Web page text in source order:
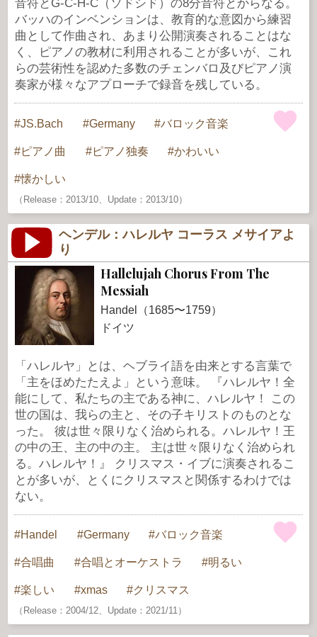
音符とG-C-H-C（ソドシド）の8分音符とからなる。
バッハのインベンションは、教育的な意図から練習
曲として作曲され、あまり公開演奏されることはな
く、ピアノの教材に利用されることが多いが、これ
らの芸術性を認めた多数のチェンバロ及びピアノ演
奏家が様々なアプローチで録音を残している。
JS.Bach Germany バロック音楽
ピアノ曲 ピアノ独奏 かわいい
懐かしい
（Release：2013/10、Update：2013/10）
ヘンデル：ハレルヤ コーラス メサイアよ
り
Hallelujah Chorus From The
Messiah
Handel（1685〜1759）
ドイツ
「ハレルヤ」とは、ヘブライ語を由来とする言葉で
「主をほめたたえよ」という意味。 『ハレルヤ！全
能にして、私たちの主である神に、ハレルヤ！ この
世の国は、我らの主と、その子キリストのものとな
った。 彼は世々限りなく治められる。ハレルヤ！王
の中の王、主の中の主。 主は世々限りなく治められ
る。ハレルヤ！』 クリスマス・イブに演奏されるこ
とが多いが、とくにクリスマスと関係するわけでは
ない。
Handel Germany バロック音楽
合唱曲 合唱とオーケストラ 明るい
楽しい xmas クリスマス
（Release：2004/12、Update：2021/11）